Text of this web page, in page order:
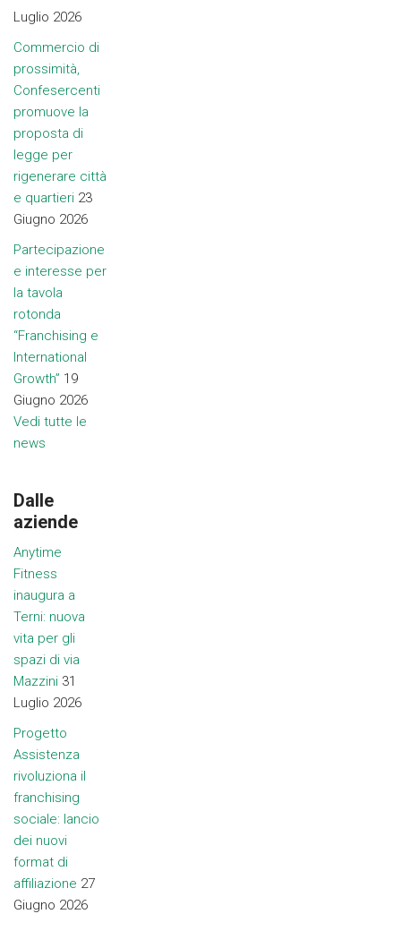
Luglio 2026
Commercio di
prossimità,
Confesercenti
promuove la
proposta di
legge per
rigenerare città
e quartieri 23
Giugno 2026
Partecipazione
e interesse per
la tavola
rotonda
“Franchising e
International
Growth” 19
Giugno 2026
Vedi tutte le
news
Dalle
aziende
Anytime
Fitness
inaugura a
Terni: nuova
vita per gli
spazi di via
Mazzini 31
Luglio 2026
Progetto
Assistenza
rivoluziona il
franchising
sociale: lancio
dei nuovi
format di
affiliazione 27
Giugno 2026